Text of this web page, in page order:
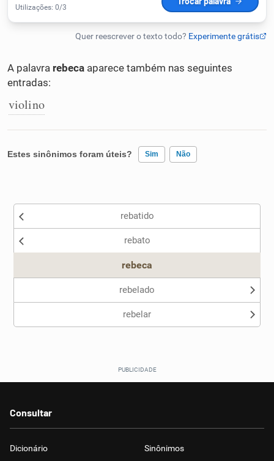
Humanizador de IA
Conexões
Dicionário
A palavra rebeca aparece também nas seguintes
entradas:
violino
Estes sinônimos foram úteis? Sim Não
Nenhum dos sinônimos apresentados me ajudou
rebatido
rebato
rebeca
rebelado
rebelar
Consultar
Dicionário Sinônimos